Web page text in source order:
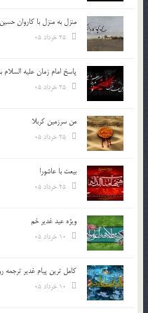
منزل به منزل با کاروان
پاسخ امام زمان علیه
من سرزمین کربلا
بیعت با عاشورا
ویژه عید غدیر خم
کامل ترین پیام غدیر ترجمه